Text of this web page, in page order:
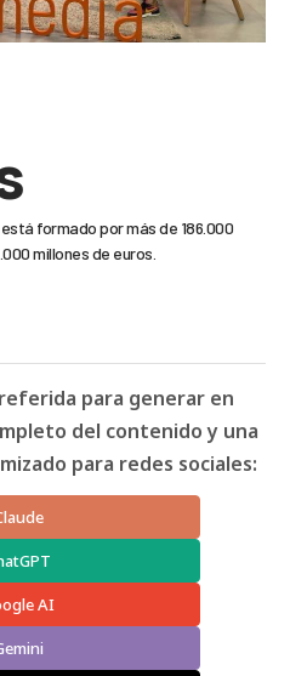
formado por más de 186.000
millones de euros.
para generar en
del contenido y una
para redes sociales:
AI